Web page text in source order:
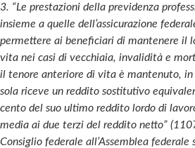
3. “Le prestazioni della previdenza
insieme a quelle dell’assicurazione
permettere ai beneficiari di mantenere il
vita nei casi di vecchiaia, invalidità e
il tenore anteriore di vita è mantenuto, in
sola riceve un reddito sostitutivo
cento del suo ultimo reddito lordo di
media ai due terzi del reddito netto”
Consiglio federale all’Assemblea federale